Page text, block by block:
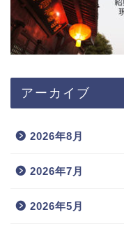
アーカイブ
2026年8月
2026年7月
2026年5月